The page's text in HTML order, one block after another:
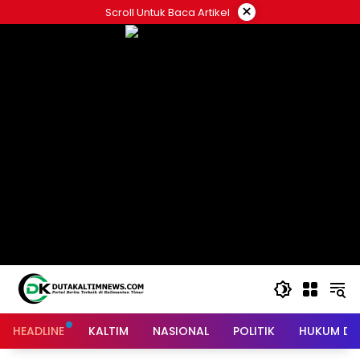
to
Scroll Untuk Baca Artikel ×
HEADLINE KALTIM NASIONAL POLITIK HUKUM